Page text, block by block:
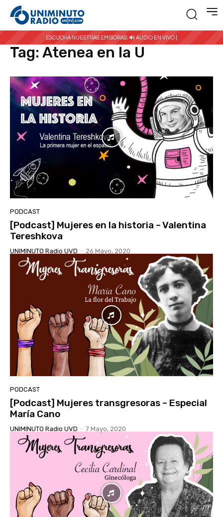
ESCUCHA NUESTRAS EMISORAS: 🔊 AUDIO EN VIVO |
Inicio Etiquetas Atenea en la U
Tag: Atenea en la U
PODCAST
[Podcast] Mujeres en la historia – Valentina
Tereshkova
UNIMINUTO Radio UVD - 26 Mayo, 2020
PODCAST
[Podcast] Mujeres transgresoras – Especial
María Cano
UNIMINUTO Radio UVD - 7 Mayo, 2020